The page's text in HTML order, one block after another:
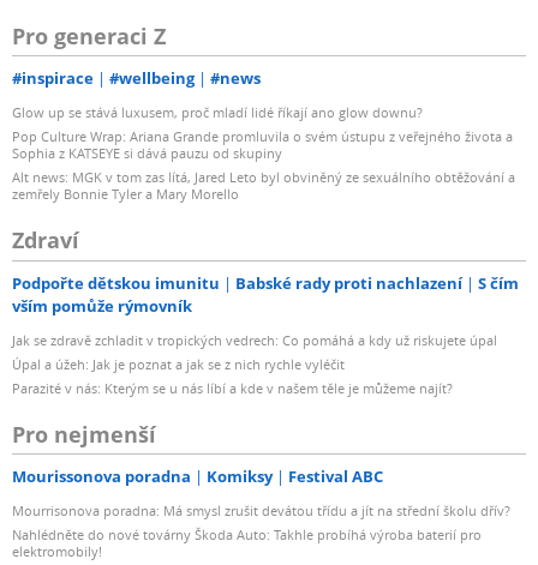
Pro generaci Z
#inspirace #wellbeing #news
Glow up se stává luxusem, proč mladí lidé říkají ano glow downu?
Pop Culture Wrap: Ariana Grande promluvila o svém ústupu z veřejného života a
Sophia z KATSEYE si dává pauzu od skupiny
Alt news: MGK v tom zas lítá, Jared Leto byl obviněný ze sexuálního obtěžování a
zemřely Bonnie Tyler a Mary Morello
Zdraví
Podpořte dětskou imunitu Babské rady proti nachlazení
S čím
vším pomůže rýmovník
Jak se zdravě zchladit v tropických vedrech: Co pomáhá a kdy už riskujete úpal
Úpal a úžeh: Jak je poznat a jak se z nich rychle vyléčit
Parazité v nás: Kterým se u nás líbí a kde v našem těle je můžeme najít?
Pro nejmenší
Mourissonova poradna Komiksy Festival ABC
Mourrisonova poradna: Má smysl zrušit devátou třídu a jít na střední školu dřív?
Nahlédněte do nové továrny Škoda Auto: Takhle probíhá výroba baterií pro
elektromobily!